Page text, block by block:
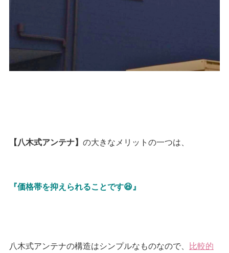
【八木式アンテナ】 の大きなメリットの一つは、
『価格帯を抑えられることです😆』
八木式アンテナの構造はシンプルなものなので、 比較的